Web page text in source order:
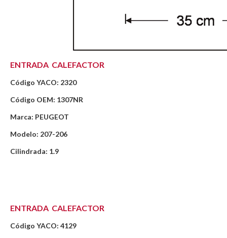
ENTRADA CALEFACTOR
Código YACO: 2320
Código OEM: 1307NR
Marca: PEUGEOT
Modelo: 207-206
Cilindrada: 1.9
ENTRADA CALEFACTOR
Código YACO: 4129